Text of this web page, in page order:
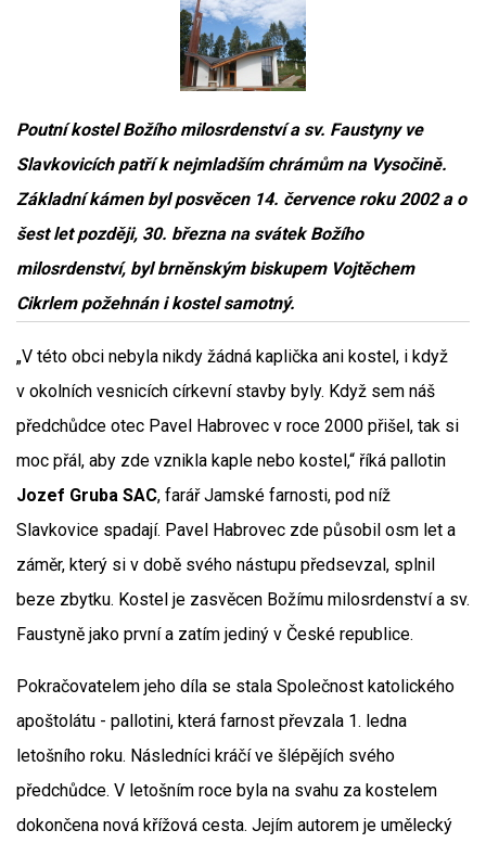
Poutní kostel Božího milosrdenství a sv. Faustyny ve
Slavkovicích patří k nejmladším chrámům na Vysočině.
Základní kámen byl posvěcen 14. července roku 2002 a o
šest let později, 30. března na svátek Božího
milosrdenství, byl brněnským biskupem Vojtěchem
Cikrlem požehnán i kostel samotný.
„V této obci nebyla nikdy žádná kaplička ani kostel, i když
v okolních vesnicích církevní stavby byly. Když sem náš
předchůdce otec Pavel Habrovec v roce 2000 přišel, tak si
moc přál, aby zde vznikla kaple nebo kostel,“ říká pallotin
Jozef Gruba SAC, farář Jamské farnosti, pod níž
Slavkovice spadají. Pavel Habrovec zde působil osm let a
záměr, který si v době svého nástupu předsevzal, splnil
beze zbytku. Kostel je zasvěcen Božímu milosrdenství a sv.
Faustyně jako první a zatím jediný v České republice.
Pokračovatelem jeho díla se stala Společnost katolického
apoštolátu - pallotini, která farnost převzala 1. ledna
letošního roku. Následníci kráčí ve šlépějích svého
předchůdce. V letošním roce byla na svahu za kostelem
dokončena nová křížová cesta. Jejím autorem je umělecký